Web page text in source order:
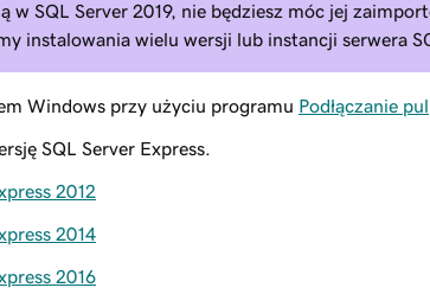
w SQL Server 2019, nie będziesz móc jej
instalowania wielu wersji lub instancji serwera
Windows przy użyciu programu Podłączanie
SQL Server Express.
2012
2014
2016